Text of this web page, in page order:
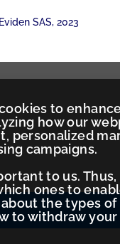
to
how our
personalized
campaigns.
to us.
ones to
about the types
to withdraw
SAS, 2023